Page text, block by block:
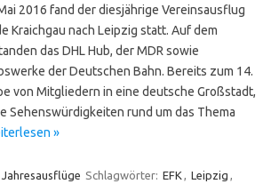
2016 fand der diesjährige Vereinsausflug
Kraichgau nach Leipzig statt. Auf dem
das DHL Hub, der MDR sowie
der Deutschen Bahn. Bereits zum 14.
von Mitgliedern in eine deutsche Großstadt,
Sehenswürdigkeiten rund um das Thema
»
Jahresausflüge Schlagwörter: EFK , Leipzig ,